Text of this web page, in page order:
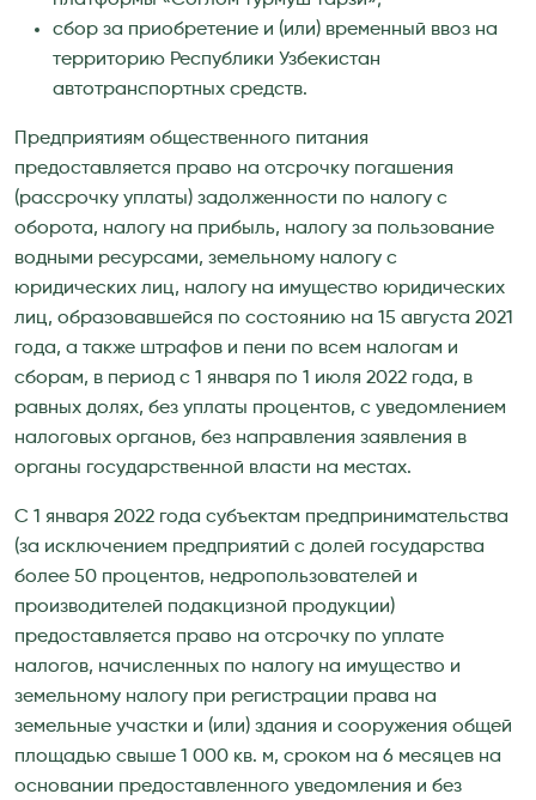
сбор за приобретение и (или) временный ввоз на
территорию Республики Узбекистан
автотранспортных средств.
Предприятиям общественного питания
предоставляется право на отсрочку погашения
(рассрочку уплаты) задолженности по налогу с
оборота, налогу на прибыль, налогу за пользование
водными ресурсами, земельному налогу с
юридических лиц, налогу на имущество юридических
лиц, образовавшейся по состоянию на 15 августа 2021
года, а также штрафов и пени по всем налогам и
сборам, в период с 1 января по 1 июля 2022 года, в
равных долях, без уплаты процентов, с уведомлением
налоговых органов, без направления заявления в
органы государственной власти на местах.
С 1 января 2022 года субъектам предпринимательства
(за исключением предприятий с долей государства
более 50 процентов, недропользователей и
производителей подакцизной продукции)
предоставляется право на отсрочку по уплате
налогов, начисленных по налогу на имущество и
земельному налогу при регистрации права на
земельные участки и (или) здания и сооружения общей
площадью свыше 1 000 кв. м, сроком на 6 месяцев на
основании предоставленного уведомления и без